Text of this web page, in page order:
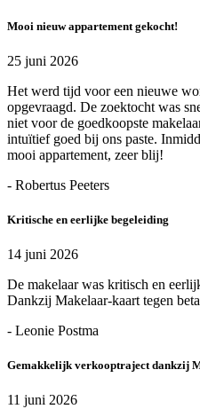
Mooi nieuw appartement gekocht!
25 juni 2026
Het werd tijd voor een nieuwe
opgevraagd. De zoektocht was
niet voor de goedkoopste
intuïtief goed bij ons paste.
mooi appartement, zeer blij!
- Robertus Peeters
Kritische en eerlijke begeleiding
14 juni 2026
De makelaar was kritisch en
Dankzij Makelaar-kaart tegen
- Leonie Postma
Gemakkelijk verkooptraject dankzij
11 juni 2026